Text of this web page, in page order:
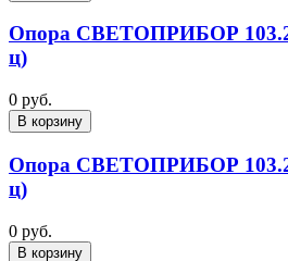
Опора СВЕТОПРИБОР
ц)
0 руб.
В корзину
Опора СВЕТОПРИБОР
ц)
0 руб.
В корзину